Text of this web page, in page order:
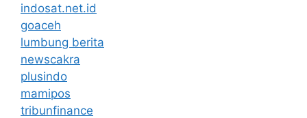
indosat.net.id
goaceh
lumbung berita
newscakra
plusindo
mamipos
tribunfinance